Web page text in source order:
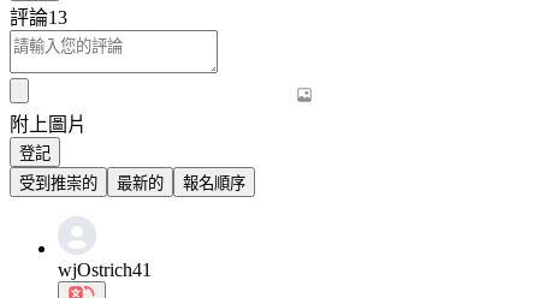
評論13
附上圖片
登記
受到推崇的
最新的 報名順序
wjOstrich41